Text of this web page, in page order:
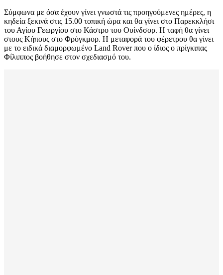
Σύμφωνα με όσα έχουν γίνει γνωστά τις προηγούμενες ημέρες, η
κηδεία ξεκινά στις 15.00 τοπική ώρα και θα γίνει στο Παρεκκλήσι
του Αγίου Γεωργίου στο Κάστρο του Ουίνδσορ. Η ταφή θα γίνει
στους Κήπους στο Φρόγκμορ. Η μεταφορά του φέρετρου θα γίνει
με το ειδικά διαμορφωμένο Land Rover που ο ίδιος ο πρίγκιπας
Φίλιππος βοήθησε στον σχεδιασμό του.